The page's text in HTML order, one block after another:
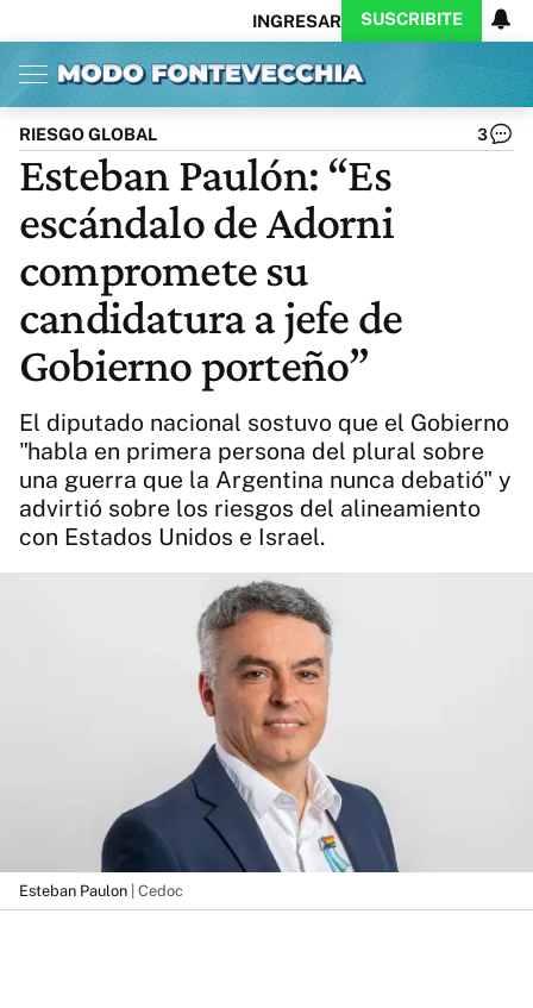
INGRESAR SUSCRIBITE
Inicio Ahora
Opinión
Política
Ciencia
Cultura
Arte
Educación
Internacional
Clima
Deportes
CARAS
Exitoina
Turismo
Videos
Córdoba
Business
Noticias
Caras
Exitoina
Vivo
Diario del Juicio
Actualidad
RIESGO GLOBAL 3
Esteban Paulón: “Es
escándalo de Adorni
compromete su
candidatura a jefe de
Gobierno porteño”
El diputado nacional sostuvo que el Gobierno
"habla en primera persona del plural sobre
una guerra que la Argentina nunca debatió" y
advirtió sobre los riesgos del alineamiento
con Estados Unidos e Israel.
Esteban Paulon | Cedoc